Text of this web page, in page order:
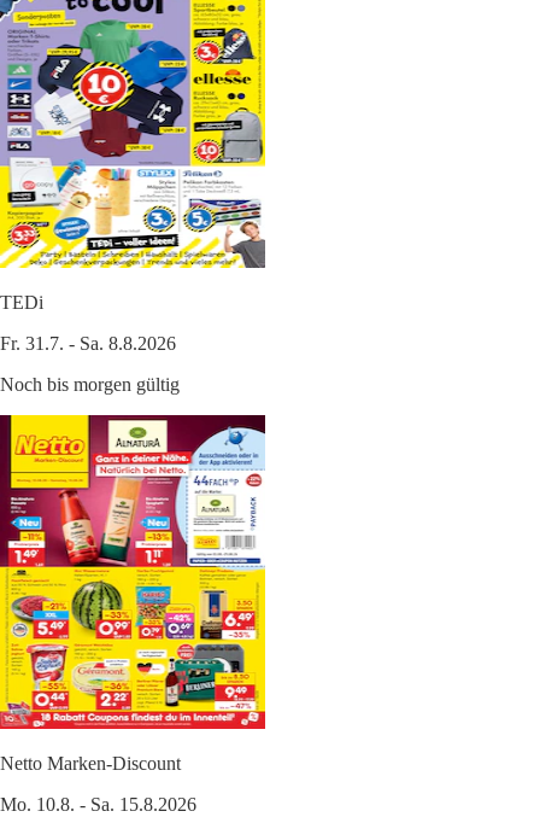
TEDi
Fr. 31.7. - Sa. 8.8.2026
Noch bis morgen gültig
Netto Marken-Discount
Mo. 10.8. - Sa. 15.8.2026